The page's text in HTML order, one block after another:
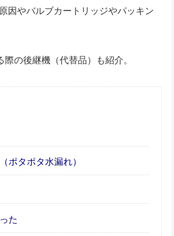
因やバルブカートリッジやパッキン
の後継機（代替品）も紹介。
ポタポタ水漏れ）
た